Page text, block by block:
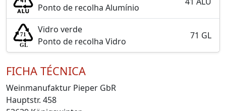
Ponto de recolha Alumínio
Vidro verde
Ponto de recolha Vidro
71 GL
FICHA TÉCNICA
Weinmanufaktur Pieper GbR
Hauptstr. 458